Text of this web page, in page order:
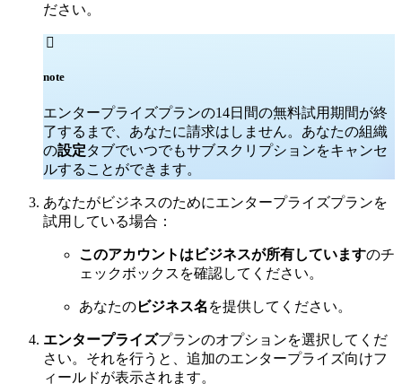
ださい。

note
エンタープライズプランの14日間の無料試用期間が終
了するまで、あなたに請求はしません。あなたの組織
の設定タブでいつでもサブスクリプションをキャンセ
ルすることができます。
あなたがビジネスのためにエンタープライズプランを
試用している場合：
このアカウントはビジネスが所有していますのチ
ェックボックスを確認してください。
あなたのビジネス名 を提供してください。
エンタープライズプランのオプションを選択してくだ
さい。それを行うと、追加のエンタープライズ向けフ
ィールドが表示されます。